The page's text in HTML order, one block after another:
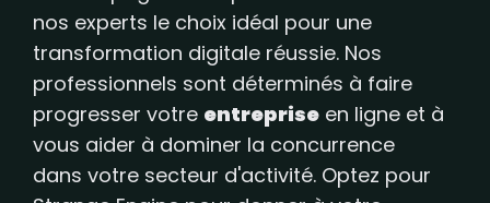
vous positionner en tête de votre secteur
d'activité. Faites nous confiance pour
donner à votre entreprise la place qu'elle
mérite sur internet.
nos experts le choix idéal pour une
transformation digitale réussie. Nos
professionnels sont déterminés à faire
progresser votre entreprise en ligne et à
vous aider à dominer la concurrence
dans votre secteur d'activité. Optez pour